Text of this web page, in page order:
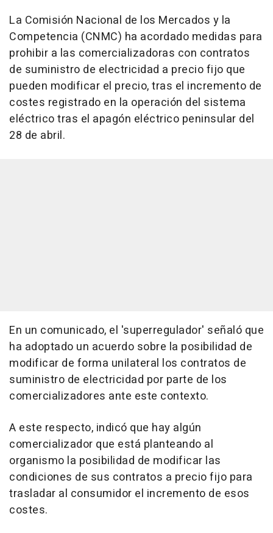
La Comisión Nacional de los Mercados y la
Competencia (CNMC) ha acordado medidas para
prohibir a las comercializadoras con contratos
de suministro de electricidad a precio fijo que
pueden modificar el precio, tras el incremento de
costes registrado en la operación del sistema
eléctrico tras el apagón eléctrico peninsular del
28 de abril.
En un comunicado, el 'superregulador' señaló que
ha adoptado un acuerdo sobre la posibilidad de
modificar de forma unilateral los contratos de
suministro de electricidad por parte de los
comercializadores ante este contexto.
A este respecto, indicó que hay algún
comercializador que está planteando al
organismo la posibilidad de modificar las
condiciones de sus contratos a precio fijo para
trasladar al consumidor el incremento de esos
costes.